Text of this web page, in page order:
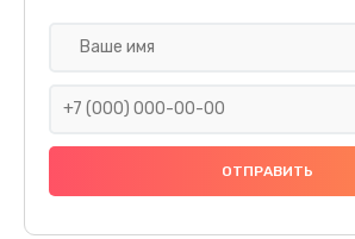
Замена праймера
1000 руб.